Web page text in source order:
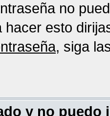
no
hacer esto
, siga
y no puedo